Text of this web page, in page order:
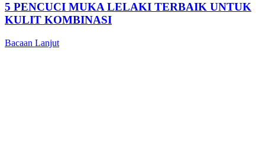
5 PENCUCI MUKA LELAKI TERBAIK UNTUK
KULIT KOMBINASI
Bacaan Lanjut